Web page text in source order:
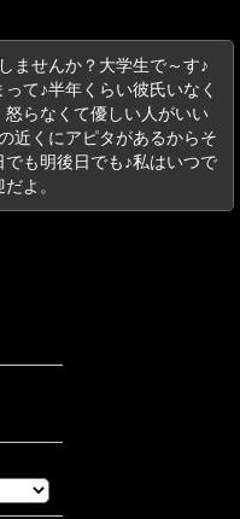
ませんか？大学生で～す♪
て♪半年くらい彼氏いなく
らなくて優しい人がいい
近くにアピタがあるからそ
も明後日でも♪私はいつで
よ。